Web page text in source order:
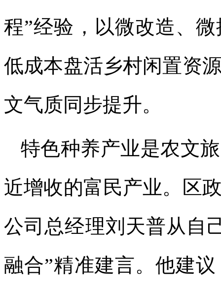
程”经验，以微改造、
低成本盘活乡村闲置资
文气质同步提升。
特色种养产业是农文
近增收的富民产业。区
公司总经理刘天普从自
融合”精准建言。他建